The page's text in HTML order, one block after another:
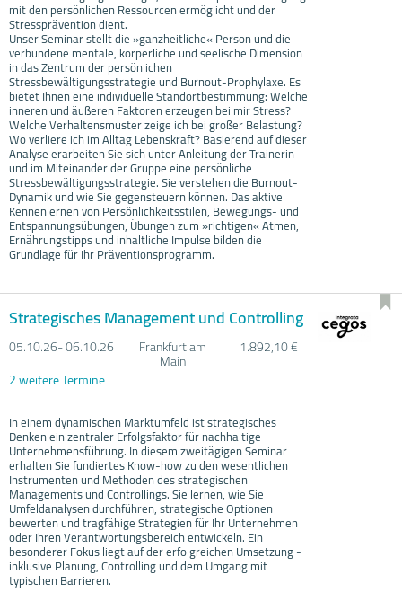
mit den persönlichen Ressourcen ermöglicht und der
Stressprävention dient.
Unser Seminar stellt die »ganzheitliche« Person und die
verbundene mentale, körperliche und seelische Dimension
in das Zentrum der persönlichen
Stressbewältigungsstrategie und Burnout-Prophylaxe. Es
bietet Ihnen eine individuelle Standortbestimmung: Welche
inneren und äußeren Faktoren erzeugen bei mir Stress?
Welche Verhaltensmuster zeige ich bei großer Belastung?
Wo verliere ich im Alltag Lebenskraft? Basierend auf dieser
Analyse erarbeiten Sie sich unter Anleitung der Trainerin
und im Miteinander der Gruppe eine persönliche
Stressbewältigungsstrategie. Sie verstehen die Burnout-
Dynamik und wie Sie gegensteuern können. Das aktive
Kennenlernen von Persönlichkeitsstilen, Bewegungs- und
Entspannungsübungen, Übungen zum »richtigen« Atmen,
Ernährungstipps und inhaltliche Impulse bilden die
Grundlage für Ihr Präventionsprogramm.
Strategisches Management und Controlling
05.10.26- 06.10.26 Frankfurt am
Main
1.892,10 €
2 weitere Termine
In einem dynamischen Marktumfeld ist strategisches
Denken ein zentraler Erfolgsfaktor für nachhaltige
Unternehmensführung. In diesem zweitägigen Seminar
erhalten Sie fundiertes Know-how zu den wesentlichen
Instrumenten und Methoden des strategischen
Managements und Controllings. Sie lernen, wie Sie
Umfeldanalysen durchführen, strategische Optionen
bewerten und tragfähige Strategien für Ihr Unternehmen
oder Ihren Verantwortungsbereich entwickeln. Ein
besonderer Fokus liegt auf der erfolgreichen Umsetzung -
inklusive Planung, Controlling und dem Umgang mit
typischen Barrieren.